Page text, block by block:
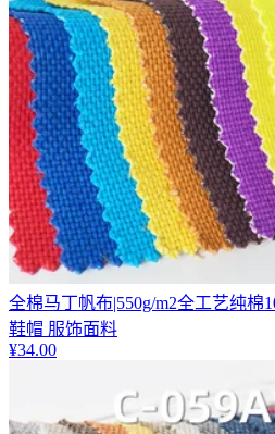
全棉马丁帆布|550g/m2全工艺纯棉
鞋帽 服饰面料
¥34.00